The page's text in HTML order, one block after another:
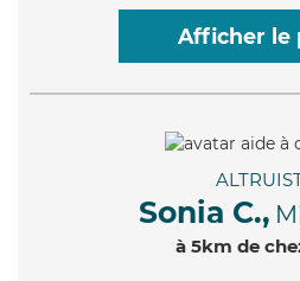
Afficher le
Sonia C.,
à 5km de